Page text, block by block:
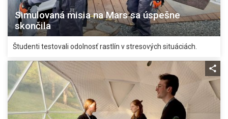
Simulovaná misia na Mars sa úspešne
skončila
Študenti testovali odolnosť rastlín v stresových situáciách.